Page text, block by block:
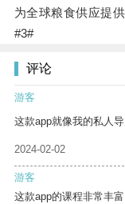
为全球粮食供应提
#3#
评论
游客
这款app就像我的私人
2024-02-02
游客
这款app的课程非常丰